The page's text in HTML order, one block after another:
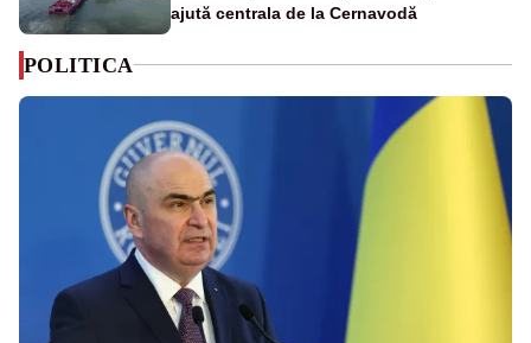
ajută centrala de la Cernavodă
POLITICA